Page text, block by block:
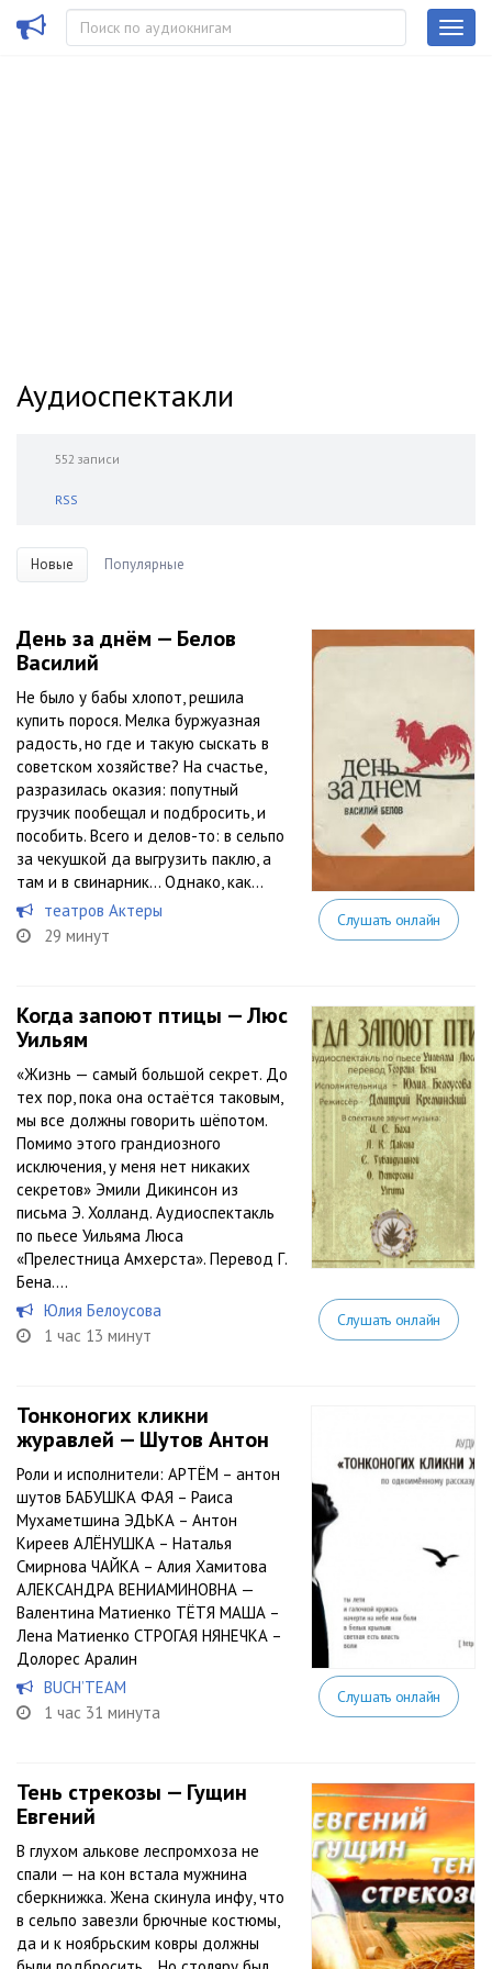
Аудиоспектакли
552 записи
RSS
Новые Популярные
День за днём — Белов
Василий
Не было у бабы хлопот, решила
купить порося. Мелка буржуазная
радость, но где и такую сыскать в
советском хозяйстве? На счастье,
разразилась оказия: попутный
грузчик пообещал и подбросить, и
пособить. Всего и делов-то: в сельпо
за чекушкой да выгрузить паклю, а
там и в свинарник… Однако, как...
театров Актеры
29 минут
Слушать онлайн
Когда запоют птицы — Люс
Уильям
«Жизнь — самый большой секрет. До
тех пор, пока она остаётся таковым,
мы все должны говорить шёпотом.
Помимо этого грандиозного
исключения, у меня нет никаких
секретов» Эмили Дикинсон из
письма Э. Холланд. Аудиоспектакль
по пьесе Уильяма Люса
«Прелестница Амхерста». Перевод Г.
Бена....
Юлия Белоусова
1 час 13 минут
Слушать онлайн
Тонконогих кликни
журавлей — Шутов Антон
Роли и исполнители: АРТЁМ – антон
шутов БАБУШКА ФАЯ – Раиса
Мухаметшина ЭДЬКА – Антон
Киреев АЛЁНУШКА – Наталья
Смирнова ЧАЙКА – Алия Хамитова
АЛЕКСАНДРА ВЕНИАМИНОВНА —
Валентина Матиенко ТЁТЯ МАША –
Лена Матиенко СТРОГАЯ НЯНЕЧКА –
Долорес Аралин
BUCH’TEAM
1 час 31 минута
Слушать онлайн
Тень стрекозы — Гущин
Евгений
В глухом алькове леспромхоза не
спали — на кон встала мужнина
сберкнижка. Жена скинула инфу, что
в сельпо завезли брючные костюмы,
да и к ноябрьским ковры должны